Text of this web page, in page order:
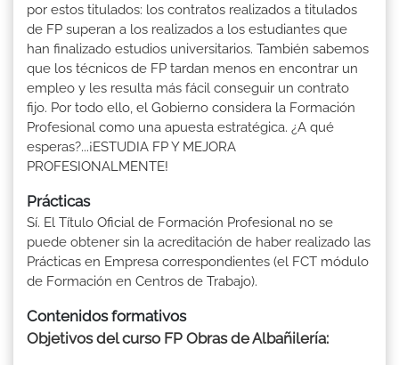
por estos titulados: los contratos realizados a titulados
de FP superan a los realizados a los estudiantes que
han finalizado estudios universitarios. También sabemos
que los técnicos de FP tardan menos en encontrar un
empleo y les resulta más fácil conseguir un contrato
fijo. Por todo ello, el Gobierno considera la Formación
Profesional como una apuesta estratégica. ¿A qué
esperas?...¡ESTUDIA FP Y MEJORA
PROFESIONALMENTE!
Prácticas
Sí. El Título Oficial de Formación Profesional no se
puede obtener sin la acreditación de haber realizado las
Prácticas en Empresa correspondientes (el FCT módulo
de Formación en Centros de Trabajo).
Contenidos formativos
Objetivos del curso FP Obras de Albañilería: